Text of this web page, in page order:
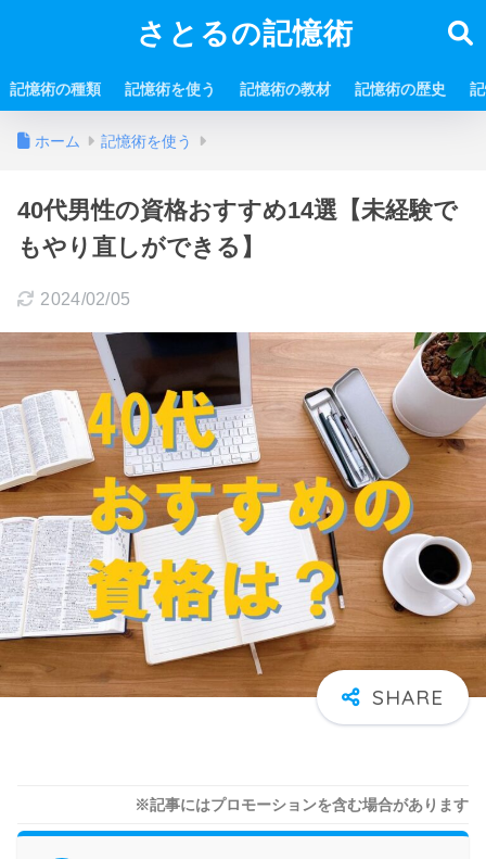
さとるの記憶術
記憶術の種類 記憶術を使う 記憶術の教材 記憶術の歴史
ホーム 記憶術を使う
40代男性の資格おすすめ14選【未経験で
もやり直しができる】
2024/02/05
※記事にはプロモーションを含む場合があります